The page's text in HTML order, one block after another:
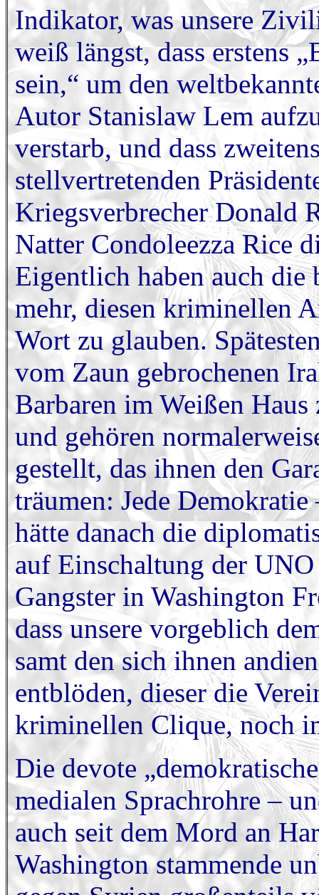
Indikator, was unsere
weiß längst, dass erstens
sein,“ um den
Autor Stanislaw Lem
verstarb, und dass
stellvertretenden
Kriegsverbrecher Donald
Natter Condoleezza Rice
Eigentlich haben auch
mehr, diesen kriminellen
Wort zu glauben.
vom Zaun gebrochenen
Barbaren im Weißen
und gehören
gestellt, das ihnen den
träumen: Jede
hätte danach die
auf Einschaltung der
Gangster in Washington
dass unsere vorgeblich
samt den sich ihnen
entblöden, dieser die
kriminellen Clique, noch
Die devote
medialen Sprachrohre –
auch seit dem Mord an
Washington stammende